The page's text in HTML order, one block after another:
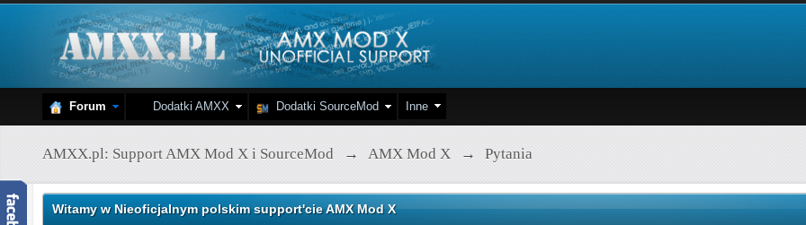
Forum Dodatki AMXX Dodatki SourceMod Inne
AMXX.pl: Support AMX Mod X i SourceMod → AMX Mod X → Pytania
Witamy w Nieoficjalnym polskim support'cie AMX Mod X